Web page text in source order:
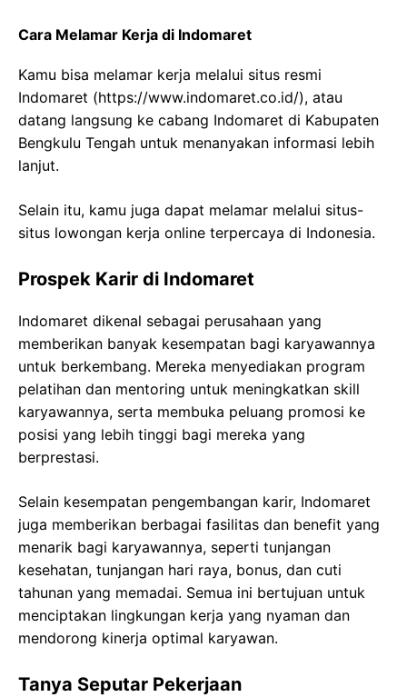
Cara Melamar Kerja di Indomaret
Kamu bisa melamar kerja melalui situs resmi
Indomaret (https://www.indomaret.co.id/), atau
datang langsung ke cabang Indomaret di Kabupaten
Bengkulu Tengah untuk menanyakan informasi lebih
lanjut.
Selain itu, kamu juga dapat melamar melalui situs-
situs lowongan kerja online terpercaya di Indonesia.
Prospek Karir di Indomaret
Indomaret dikenal sebagai perusahaan yang
memberikan banyak kesempatan bagi karyawannya
untuk berkembang. Mereka menyediakan program
pelatihan dan mentoring untuk meningkatkan skill
karyawannya, serta membuka peluang promosi ke
posisi yang lebih tinggi bagi mereka yang
berprestasi.
Selain kesempatan pengembangan karir, Indomaret
juga memberikan berbagai fasilitas dan benefit yang
menarik bagi karyawannya, seperti tunjangan
kesehatan, tunjangan hari raya, bonus, dan cuti
tahunan yang memadai. Semua ini bertujuan untuk
menciptakan lingkungan kerja yang nyaman dan
mendorong kinerja optimal karyawan.
Tanya Seputar Pekerjaan